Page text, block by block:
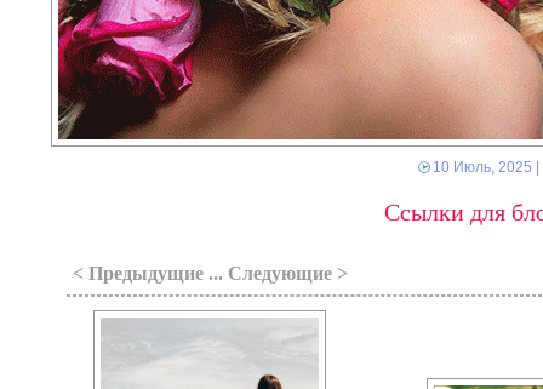
10 Июль, 2025
Ссылки для
< Предыдущие ... Следующие >